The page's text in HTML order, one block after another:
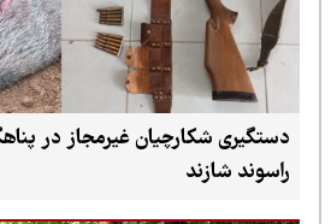
دستگیری شکارچیان غیرمجاز در
راسوند شازند